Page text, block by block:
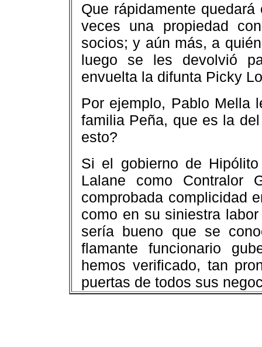
Que rápidamente
veces una propiedad
socios; y aún más, a
luego se les devolvió
envuelta la difunta Picky
Por ejemplo, Pablo Mella
familia Peña, que es la
esto?
Si el gobierno de
Lalane como Contralor
comprobada complicidad
como en su siniestra
sería bueno que se
flamante funcionario
hemos verificado, tan
puertas de todos sus